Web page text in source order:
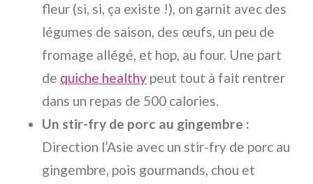
fleur (si, si, ça existe !), on garnit avec des
légumes de saison, des œufs, un peu de
fromage allégé, et hop, au four. Une part
de quiche healthy peut tout à fait rentrer
dans un repas de 500 calories.
Un stir-fry de porc au gingembre :
Direction l’Asie avec un stir-fry de porc au
gingembre, pois gourmands, chou et